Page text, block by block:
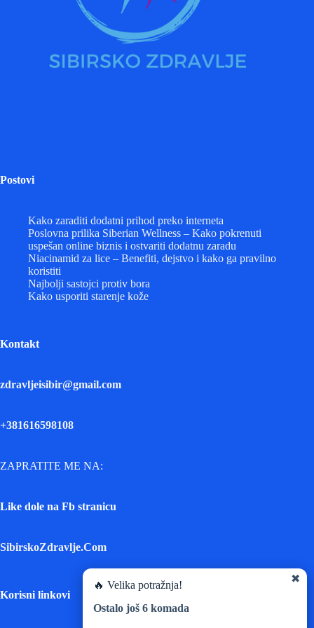
Postovi
Kako zaraditi dodatni prihod preko interneta
Poslovna prilika Siberian Wellness – Kako pokrenuti
uspešan online biznis i ostvariti dodatnu zaradu
Niacinamid za lice – Benefiti, dejstvo i kako ga pravilno
koristiti
Najbolji sastojci protiv bora
Kako usporiti starenje kože
Kontakt
zdravljeisibir@gmail.com
+381616598108
ZAPRATITE ME NA:
Like dole na Fb stranicu
SibirskoZdravlje.Com
Korisni linkovi
✖
🔥 Velika potražnja!
Ostalo još 6 komada